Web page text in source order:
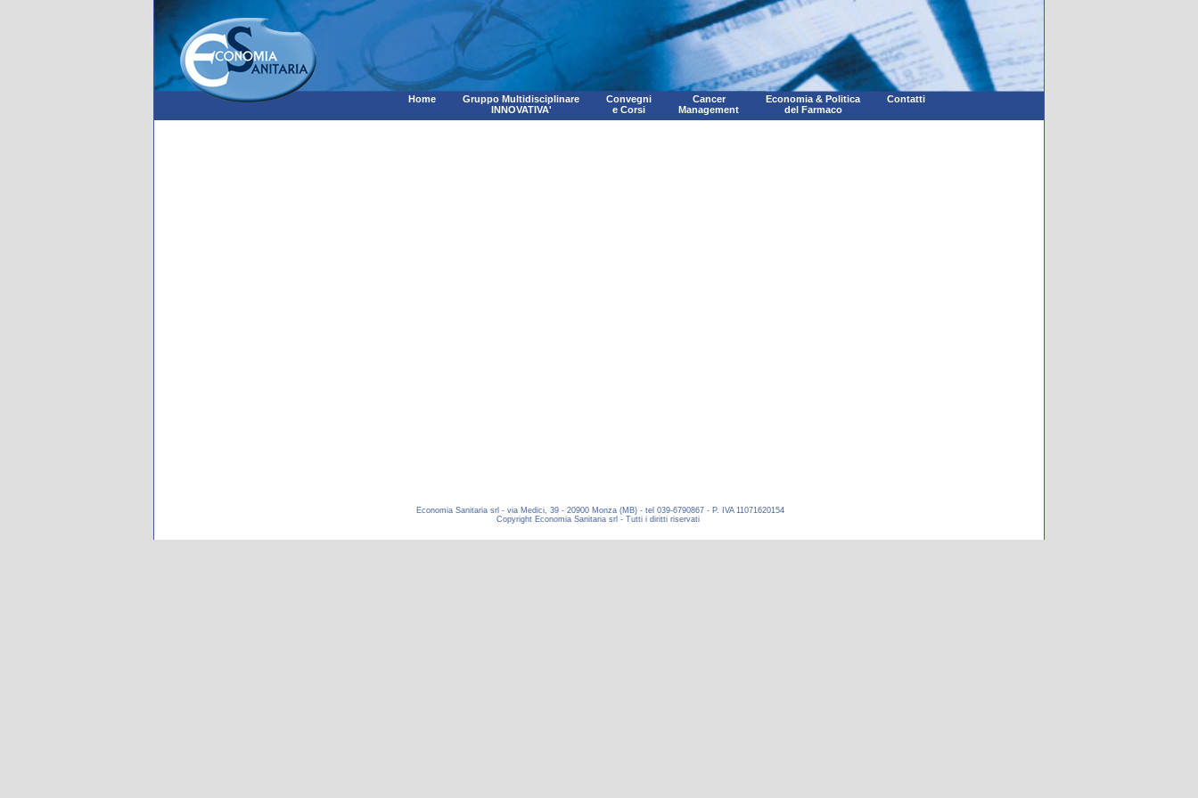
Home
Gruppo Multidisciplinare
INNOVATIVA'
Convegni
e Corsi
Cancer
Management
Economia & Politica
del Farmaco
Contatti
Economia Sanitaria srl - via Medici, 39 - 20900 Monza (MB) - tel 039-6790867 - P. IVA 11071620154
Copyright Economia Sanitaria srl - Tutti i diritti riservati